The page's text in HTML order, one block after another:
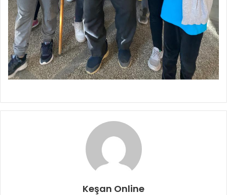
Keşan Online